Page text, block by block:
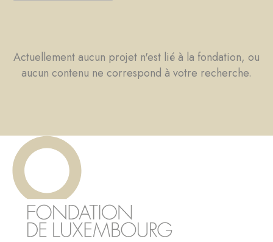
Actuellement aucun projet n'est lié à la fondation, ou
aucun contenu ne correspond à votre recherche.